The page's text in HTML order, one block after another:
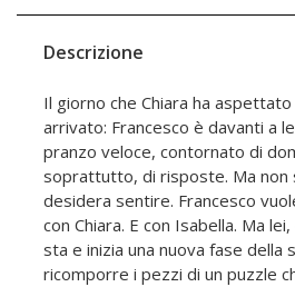
Descrizione
Il giorno che Chiara ha
arrivato: Francesco è davanti a
pranzo veloce, contornato di
soprattutto, di risposte. Ma non
desidera sentire. Francesco
con Chiara. E con Isabella. Ma
sta e inizia una nuova fase della
ricomporre i pezzi di un puzzle